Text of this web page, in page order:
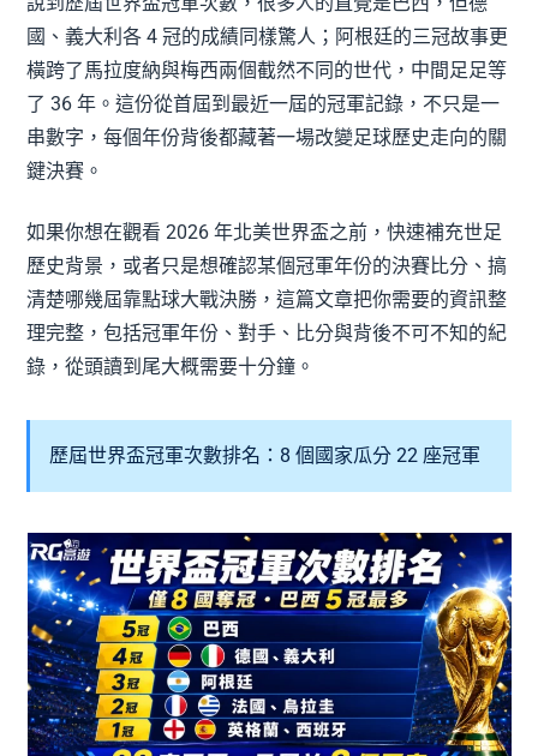
國、義大利各 4 冠的成績同樣驚人；阿根廷的三冠故事更
橫跨了馬拉度納與梅西兩個截然不同的世代，中間足足等
了 36 年。這份從首屆到最近一屆的冠軍記錄，不只是一
串數字，每個年份背後都藏著一場改變足球歷史走向的關
鍵決賽。
如果你想在觀看 2026 年北美世界盃之前，快速補充世足
歷史背景，或者只是想確認某個冠軍年份的決賽比分、搞
清楚哪幾屆靠點球大戰決勝，這篇文章把你需要的資訊整
理完整，包括冠軍年份、對手、比分與背後不可不知的紀
錄，從頭讀到尾大概需要十分鐘。
歷屆世界盃冠軍次數排名：8 個國家瓜分 22 座冠軍